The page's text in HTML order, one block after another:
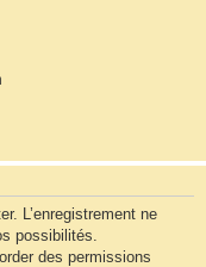
L’enregistrement ne
possibilités.
des permissions